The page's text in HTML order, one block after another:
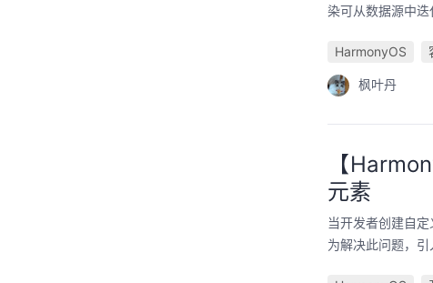
染可从数据源中迭
HarmonyOS
枫叶丹
【
元素
当开发者创建自
为解决此问题，引